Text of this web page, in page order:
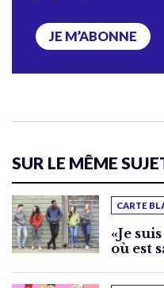
JE M’ABONNE
SUR LE MÊME
CARTE
«Je
où est